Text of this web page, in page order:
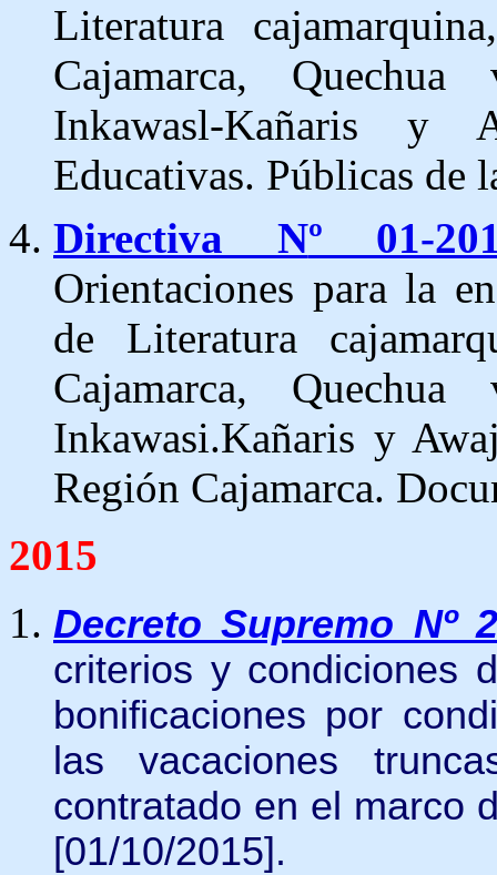
Literatura
Cajamarca, Quechua
Inkawasl-Kañaris y
Educativas. Públicas de
Directiva Nº 01-
Orientaciones para la
de Literatura
Cajamarca, Quechua
Inkawasi.Kañaris y
Región Cajamarca.
2015
Decreto Supremo Nº
criterios y condiciones
bonificaciones por
las vacaciones
contratado en el marco
[01/10/2015].